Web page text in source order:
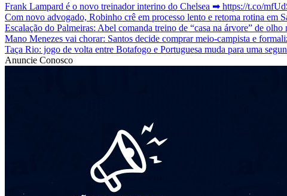
Frank Lampard é o novo treinador interino do Chelsea ➡ https://t.co/
Com novo advogado, Robinho crê em processo lento e retoma rotina em
Escalação do Palmeiras: Abel comanda treino de “casa na árvore” de olho
Mano Menezes vai chorar: Santos decide comprar meio-campista e
Taça Rio: jogo de volta entre Botafogo e Portuguesa muda para uma
Anuncie Conosco